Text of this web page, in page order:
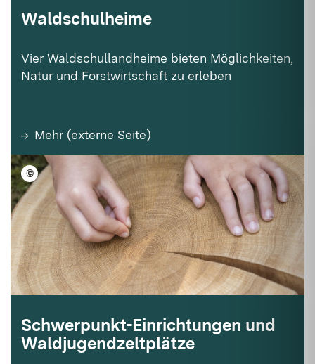
Waldschulheime
Vier Waldschullandheime bieten Möglichkeiten,
Natur und Forstwirtschaft zu erleben
Mehr (externe Seite)
© ForstBW
Schwerpunkt-Einrichtungen und
Waldjugendzeltplätze